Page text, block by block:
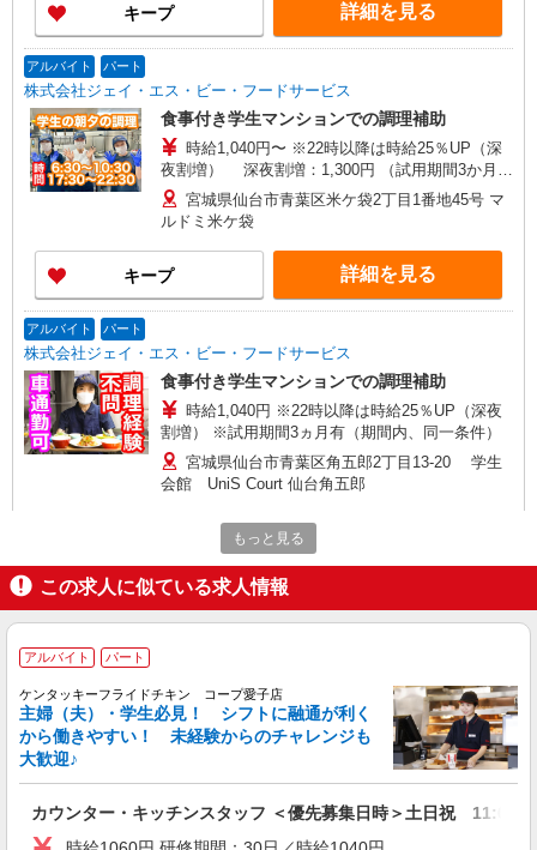
キープ 詳細を見る
アルバイト パート
株式会社ジェイ・エス・ビー・フードサービス
食事付き学生マンションでの調理補助
時給1,040円〜 ※22時以降は時給25％UP（深
夜割増） 深夜割増：1,300円 （試用期間3か月、
同条件）
宮城県仙台市青葉区米ケ袋2丁目1番地45号 マ
ルドミ米ケ袋
キープ 詳細を見る
アルバイト パート
株式会社ジェイ・エス・ビー・フードサービス
食事付き学生マンションでの調理補助
時給1,040円 ※22時以降は時給25％UP（深夜
割増） ※試用期間3ヵ月有（期間内、同一条件）
宮城県仙台市青葉区角五郎2丁目13-20 学生
会館 UniS Court 仙台角五郎
アルバイト パート
株式会社ジェイ・エス・ビー・フードサービス
一条件）
宮城県仙台市青葉区片平1丁目3-36 学生会館
UniS Court 青葉通 ※車通勤要相談
詳細を見る
もっと見る
この求人に似ている求人情報
アルバイト パート
ケンタッキーフライドチキン コープ愛子店
主婦（夫）・学生必見！ シフトに融通が利く
から働きやすい！ 未経験からのチャレンジも
大歓迎♪
カウンター・キッチンスタッフ ＜優先募集日時＞土日祝 11:00